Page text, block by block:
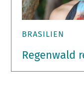
BRASILIEN
Regenwald